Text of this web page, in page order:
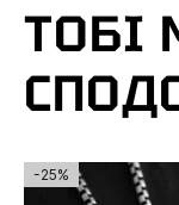
ТОБІ
-25%